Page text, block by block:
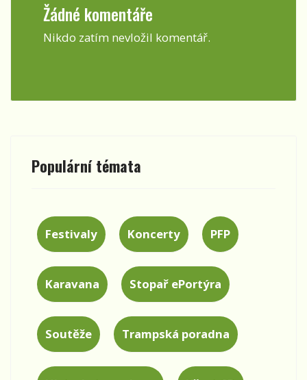
Žádné komentáře
Nikdo zatím nevložil komentář.
Populární témata
Festivaly Koncerty PFP
Karavana Stopař ePortýra
Soutěže Trampská poradna